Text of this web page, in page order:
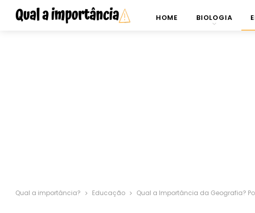
HOME BIOLOGIA
Qual a importância? Educação Qual a Importância da Geografia?